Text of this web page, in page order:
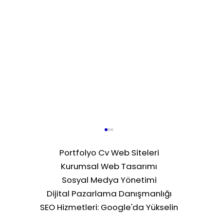
Portfolyo Cv Web Siteleri
Kurumsal Web Tasarımı
Sosyal Medya Yönetimi
Dijital Pazarlama Danışmanlığı
SEO Hizmetleri: Google'da Yükselin